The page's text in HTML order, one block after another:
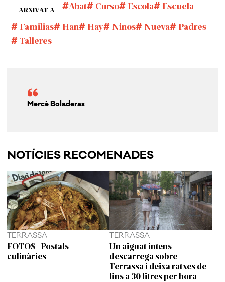
ARXIVAT A Abat Curso Escola
Escuela
Familias
Han Hay Ninos Nueva
Padres
Talleres
Mercè Boladeras
NOTÍCIES RECOMENADES
TERRASSA
FOTOS | Postals
culinàries
TERRASSA
Un aiguat intens
descarrega sobre
Terrassa i deixa ratxes de
fins a 30 litres per hora